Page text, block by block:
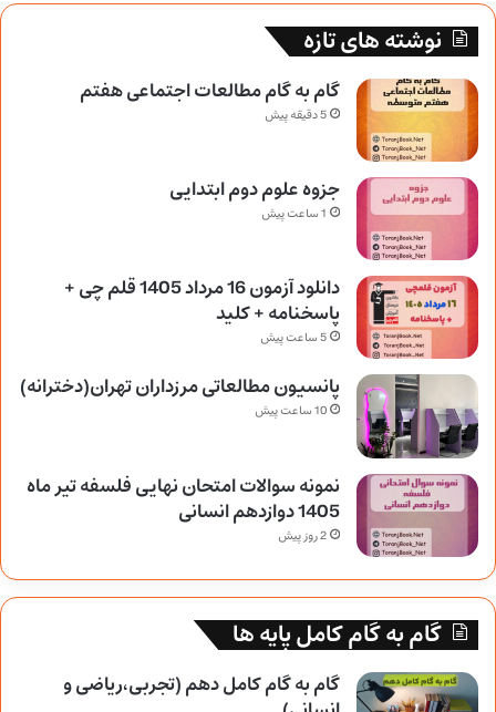
نوشته های تازه
گام به گام مطالعات اجتماعی هفتم
5 دقیقه پیش
جزوه علوم دوم ابتدایی
1 ساعت پیش
دانلود آزمون 16 مرداد 1405 قلم چی +
پاسخنامه + کلید
5 ساعت پیش
پانسیون مطالعاتی مرزداران تهران(دخترانه)
10 ساعت پیش
نمونه سوالات امتحان نهایی فلسفه تیر ماه
1405 دوازدهم انسانی
2 روز پیش
گام به گام کامل پایه ها
گام به گام کامل دهم (تجربی،ریاضی و